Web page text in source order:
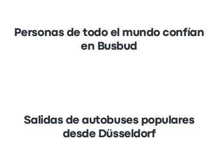
Personas de todo el mundo confían
en Busbud
Salidas de autobuses populares
desde Düsseldorf